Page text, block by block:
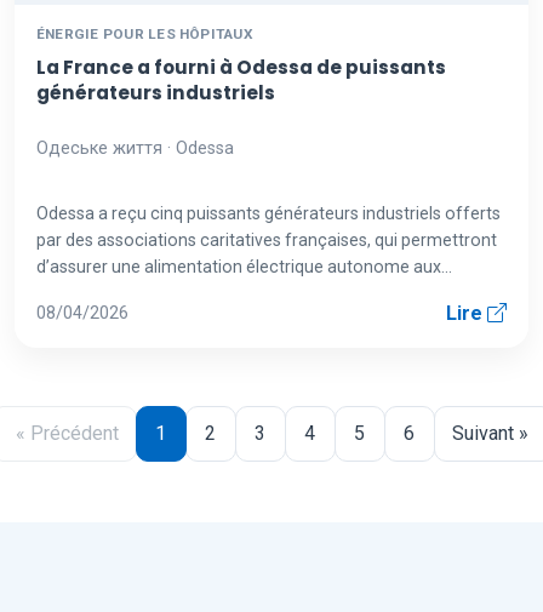
ÉNERGIE POUR LES HÔPITAUX
La France a fourni à Odessa de puissants
générateurs industriels
Одеське життя · Odessa
Odessa a reçu cinq puissants générateurs industriels offerts
par des associations caritatives françaises, qui permettront
d’assurer une alimentation électrique autonome aux
08/04/2026 Lire
« Précédent 1 2 3 4 5 6 Suivant »